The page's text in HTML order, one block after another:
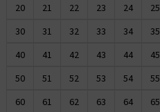
20
21 22 23 24 25
30
31 32 33 34 35
40
41 42 43 44 45
50
51 52 53 54 55
60
61 62 63 64 65